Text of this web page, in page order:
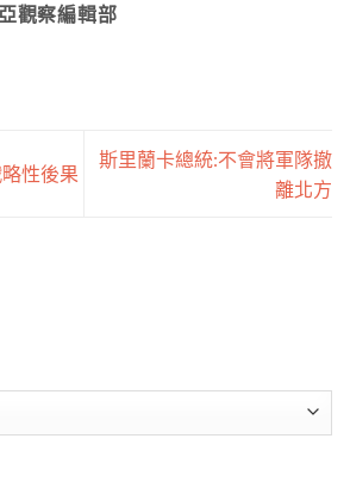
觀察編輯部
性後果
斯里蘭卡總統:不會將軍隊撤
離北方